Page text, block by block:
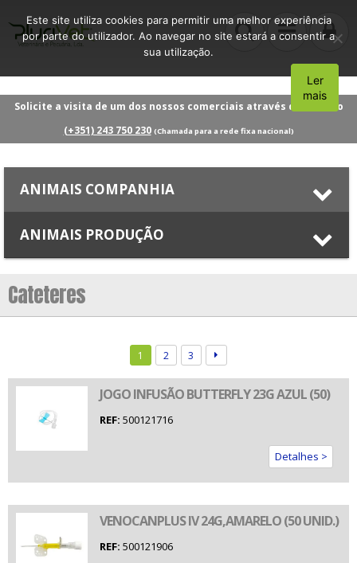
Solicite a visita de um dos nossos comerciais através do número
(+351) 243 750 230 (Chamada para a rede fixa nacional)
ANIMAIS COMPANHIA
ANIMAIS PRODUÇÃO
Cateteres
1 2 3
JOGO INFUSÃO BUTTERFLY 23G AZUL (50)
REF: 500121716
Detalhes >
VENOCANPLUS IV 24G,AMARELO (50 UNID.)
REF: 500121906
Este site utiliza cookies para permitir uma melhor experiência
por parte do utilizador. Ao navegar no site estará a consentir a
sua utilização.
Aceito
Ler
mais